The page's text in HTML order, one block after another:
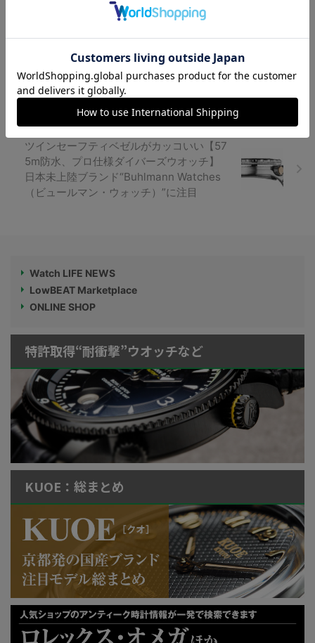
【3万円台まで】夏の手元にも似合う、ス
ケルトンボディ採用ウオッチ3選、”TIMEX
（タイメックス）”の角デジや“Swatch
（スウォッチ）”など
ツインセーフティベゼルがカッコいい【57
5m防水、プロ仕様ダイバーズウオッチ】
日本未上陸ブランド“Buhlmann Watches
（ビュールマン・ウォッチ）”に注目
Watch LIFE NEWS
LowBEAT Marketplace
ONLINE SHOP
特許取得“耐衝撃”ウオッチなど
KUOE：総まとめ